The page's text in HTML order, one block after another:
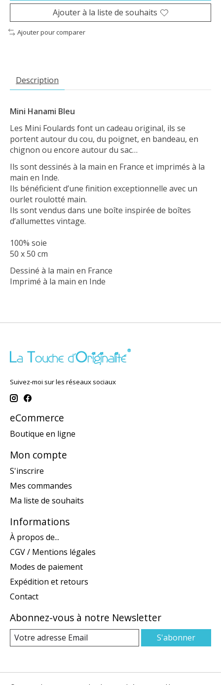
Ajouter à la liste de souhaits
Ajouter pour comparer
Description
Mini Hanami Bleu
Les Mini Foulards font un cadeau original, ils se
portent autour du cou, du poignet, en bandeau, en
chignon ou encore autour du sac…
Ils sont dessinés à la main en France et imprimés à la
main en Inde.
Ils bénéficient d’une finition exceptionnelle avec un
ourlet roulotté main.
Ils sont vendus dans une boîte inspirée de boîtes
d’allumettes vintage.
100% soie
50 x 50 cm
Dessiné à la main en France
Imprimé à la main en Inde
Suivez-moi sur les réseaux sociaux
eCommerce
Boutique en ligne
Mon compte
S'inscrire
Mes commandes
Ma liste de souhaits
Informations
À propos de...
CGV / Mentions légales
Modes de paiement
Expédition et retours
Contact
Abonnez-vous à notre Newsletter
S'abonner